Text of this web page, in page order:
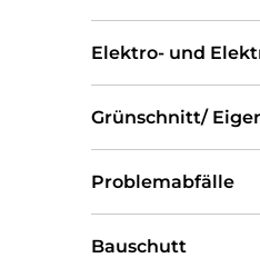
Elektro- und
Grünschnitt/
Problemabfälle
Bauschutt